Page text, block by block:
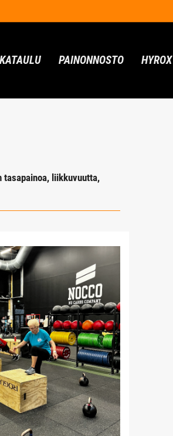
PAINONNOSTO HYROX
tasapainoa, liikkuvuutta,